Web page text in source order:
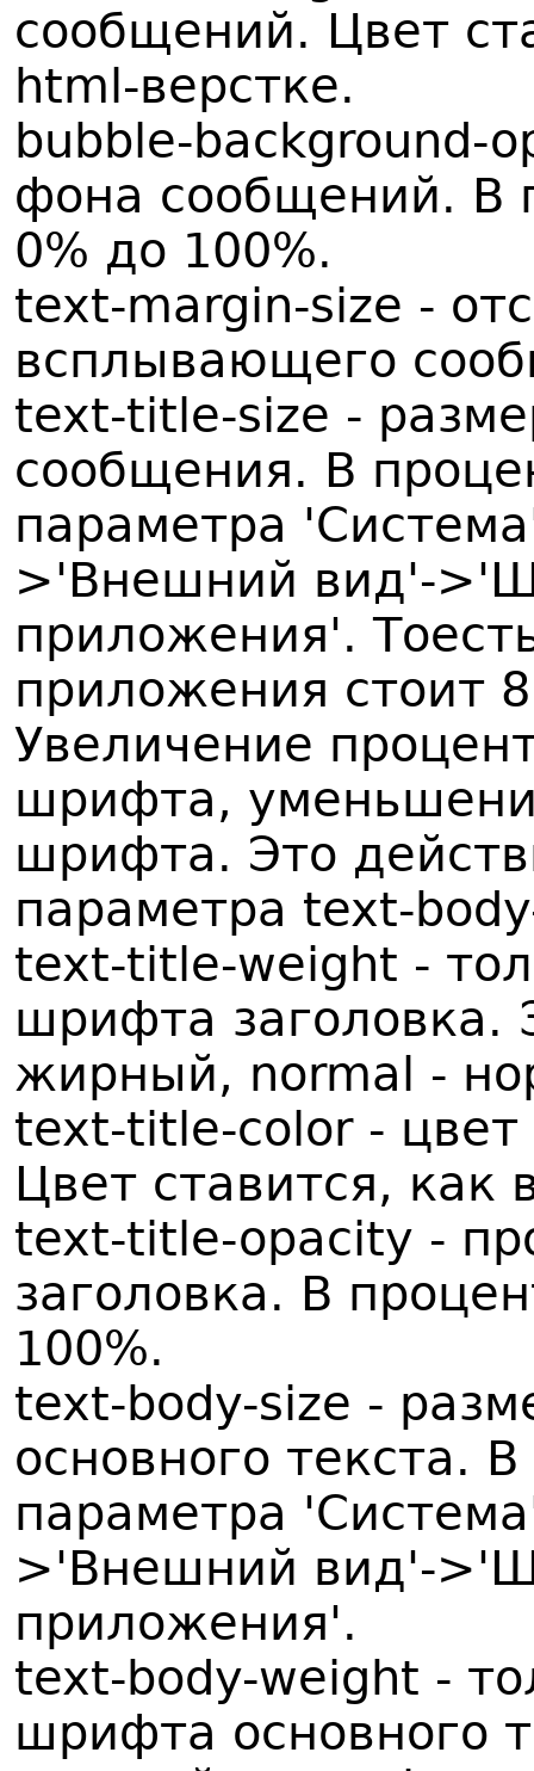
сообщений. Цвет
html-верстке.
bubble-background-
фона сообщений. В
0% до 100%.
text-margin-size -
всплывающего
text-title-size -
сообщения. В
параметра
>'Внешний вид'-
приложения'.
приложения стоит
Увеличение
шрифта,
шрифта. Это
параметра text-
text-title-weight -
шрифта заголовка.
жирный, normal -
text-title-color -
Цвет ставится, как
text-title-opacity -
заголовка. В
100%.
text-body-size -
основного текста.
параметра
>'Внешний вид'-
приложения'.
text-body-weight -
шрифта основного